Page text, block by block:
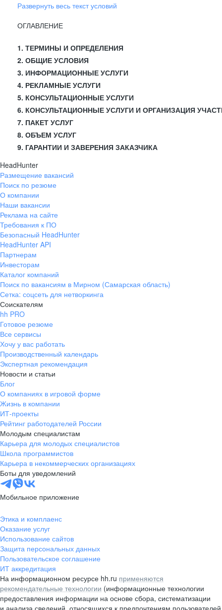
Развернуть весь текст условий
ОГЛАВЛЕНИЕ
1. ТЕРМИНЫ И ОПРЕДЕЛЕНИЯ
2. ОБЩИЕ УСЛОВИЯ
3. ИНФОРМАЦИОННЫЕ УСЛУГИ
4. РЕКЛАМНЫЕ УСЛУГИ
5. КОНСУЛЬТАЦИОННЫЕ УСЛУГИ
6. КОНСУЛЬТАЦИОННЫЕ УСЛУГИ И ОРГАНИЗАЦИЯ
7. ПАКЕТ УСЛУГ
8. ОБЪЕМ УСЛУГ
9. ГАРАНТИИ И ЗАВЕРЕНИЯ ЗАКАЗЧИКА
HeadHunter
Размещение вакансий
Поиск по резюме
О компании
Наши вакансии
Реклама на сайте
Требования к ПО
Безопасный HeadHunter
HeadHunter API
Партнерам
Инвесторам
Каталог компаний
Поиск по вакансиям в Мирном (Самарская область)
Сетка: соцсеть для нетворкинга
Соискателям
hh PRO
Готовое резюме
Все сервисы
Хочу у вас работать
Производственный календарь
Экспертная рекомендация
Новости и статьи
Блог
О компаниях в игровой форме
Жизнь в компании
ИТ-проекты
Рейтинг работодателей России
Молодым специалистам
Карьера для молодых специалистов
Школа программистов
Карьера в некоммерческих организациях
Боты для уведомлений
Мобильное приложение
Этика и комплаенс
Оказание услуг
Использование сайтов
Защита персональных данных
Пользовательское соглашение
ИТ аккредитация
На информационном ресурсе hh.ru применяются
рекомендательные технологии (информационные технологии
предоставления информации на основе сбора, систематизации
и анализа сведений, относящихся к предпочтениям пользователей